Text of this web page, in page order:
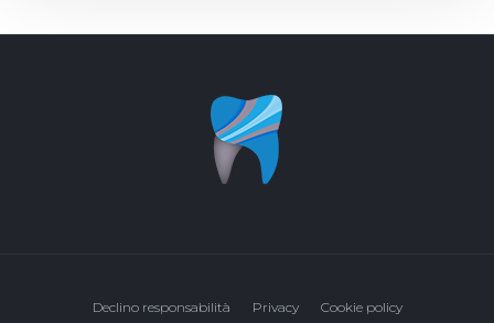
Declino responsabilità Privacy Cookie policy